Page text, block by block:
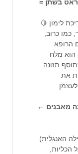
בשתן =
לימון 🍋
כמו כרוב,
הרופא
הוא מלח
תזונה
את
מאבנים ←
האנגלית)